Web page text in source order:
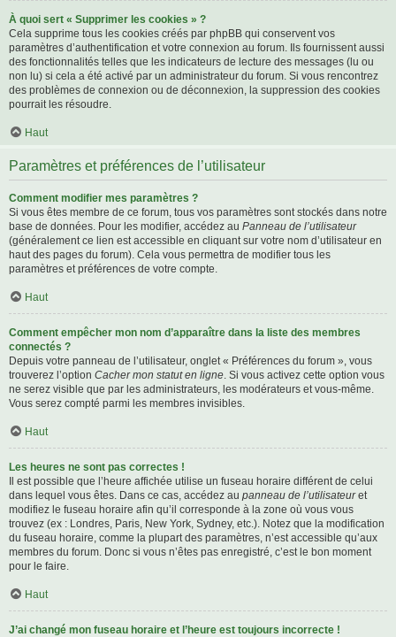
À quoi sert « Supprimer les cookies » ?
Cela supprime tous les cookies créés par phpBB qui conservent vos
paramètres d’authentification et votre connexion au forum. Ils fournissent aussi
des fonctionnalités telles que les indicateurs de lecture des messages (lu ou
non lu) si cela a été activé par un administrateur du forum. Si vous rencontrez
des problèmes de connexion ou de déconnexion, la suppression des cookies
pourrait les résoudre.
Haut
Paramètres et préférences de l’utilisateur
Comment modifier mes paramètres ?
Si vous êtes membre de ce forum, tous vos paramètres sont stockés dans notre
base de données. Pour les modifier, accédez au Panneau de l’utilisateur
(généralement ce lien est accessible en cliquant sur votre nom d’utilisateur en
haut des pages du forum). Cela vous permettra de modifier tous les
paramètres et préférences de votre compte.
Haut
Comment empêcher mon nom d’apparaître dans la liste des membres
connectés ?
Depuis votre panneau de l’utilisateur, onglet « Préférences du forum », vous
trouverez l’option Cacher mon statut en ligne. Si vous activez cette option vous
ne serez visible que par les administrateurs, les modérateurs et vous-même.
Vous serez compté parmi les membres invisibles.
Haut
Les heures ne sont pas correctes !
Il est possible que l’heure affichée utilise un fuseau horaire différent de celui
dans lequel vous êtes. Dans ce cas, accédez au panneau de l’utilisateuret
modifiez le fuseau horaire afin qu’il corresponde à la zone où vous vous
trouvez (ex : Londres, Paris, New York, Sydney, etc.). Notez que la modification
du fuseau horaire, comme la plupart des paramètres, n’est accessible qu’aux
membres du forum. Donc si vous n’êtes pas enregistré, c’est le bon moment
pour le faire.
Haut
J’ai changé mon fuseau horaire et l’heure est toujours incorrecte !